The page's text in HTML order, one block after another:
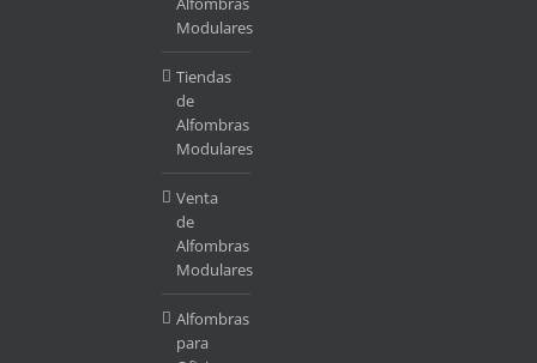
Modulares
Tiendas
de
Alfombras
Modulares
Venta
de
Alfombras
Modulares
Alfombras
para